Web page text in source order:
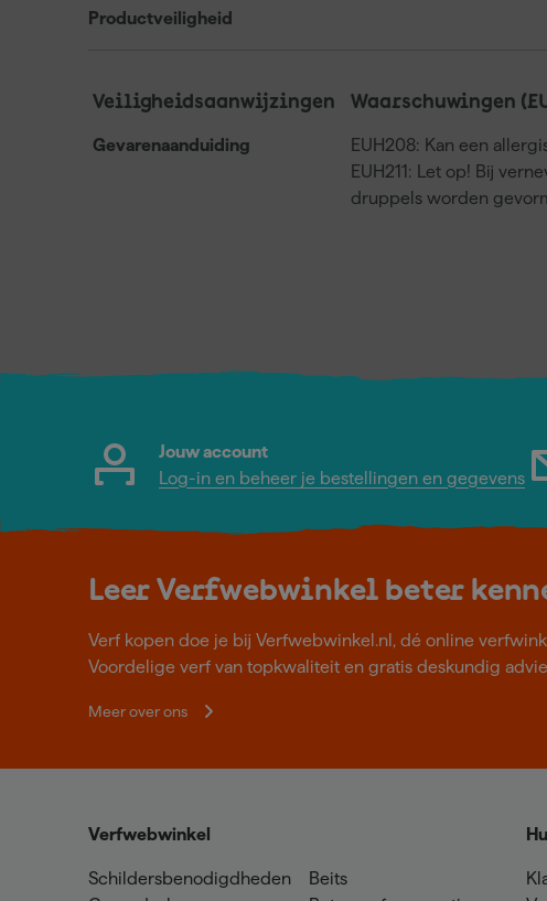
Productveiligheid
Veiligheidsaanwijzingen
Gevarenaanduiding
Waarschuwingen
EUH208: Kan een
EUH211: Let op! Bij
druppels worden
Jouw account
Log-in en beheer je bestellingen en gegevens
Leer Verfwebwinkel beter
Verf kopen doe je bij Verfwebwinkel.nl, dé online
Voordelige verf van topkwaliteit en gratis deskundig
Meer over ons
Verfwebwinkel
Schildersbenodigdheden
Beits